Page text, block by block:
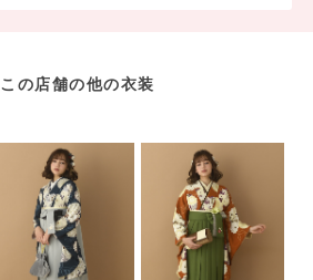
この店舗の他の衣装